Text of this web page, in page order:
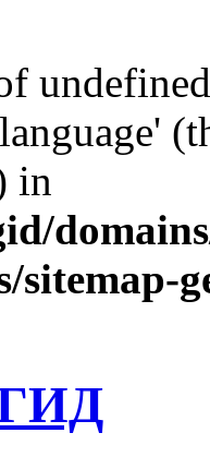
in
sitemap-